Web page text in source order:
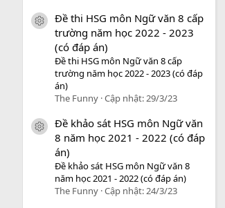
icon tài liệu
Đề thi HSG môn Ngữ văn 8 cấp
trường năm học 2022 - 2023
(có đáp án)
Đề thi HSG môn Ngữ văn 8 cấp
trường năm học 2022 - 2023 (có đáp
án)
The Funny Cập nhật:29/3/23
icon tài liệu
Đề khảo sát HSG môn Ngữ văn
8 năm học 2021 - 2022 (có đáp
án)
Đề khảo sát HSG môn Ngữ văn 8
năm học 2021 - 2022 (có đáp án)
The Funny Cập nhật:24/3/23